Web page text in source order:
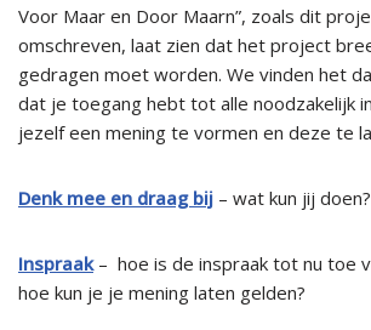
Voor Maar en Door Maarn”, zoals dit
omschreven, laat zien dat het project
gedragen moet worden. We vinden het
dat je toegang hebt tot alle noodzakelijk
jezelf een mening te vormen en deze te
Denk mee en draag bij – wat kun jij doen?
Inspraak – hoe is de inspraak tot nu toe
hoe kun je je mening laten gelden?